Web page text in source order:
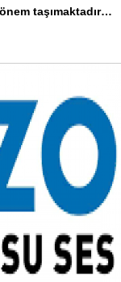
taşımaktadır…